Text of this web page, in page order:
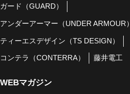
ガード（GUARD）
アンダーアーマー（UNDER ARMOUR）
ティーエスデザイン（TS DESIGN）
コンテラ（CONTERRA） 藤井電工
WEBマガジン